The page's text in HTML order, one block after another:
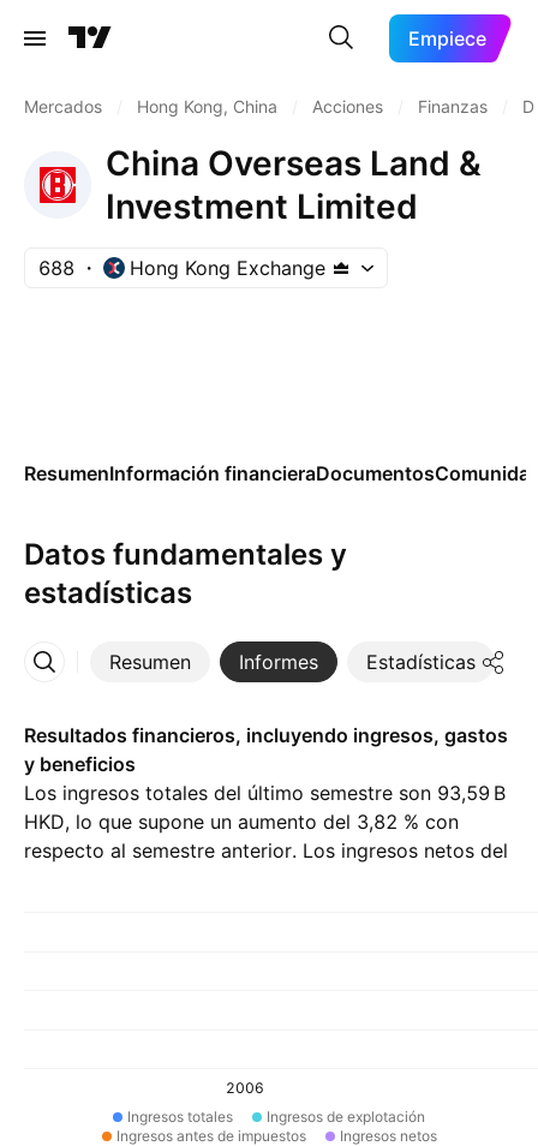
Empiece
Mercados Hong Kong, China Acciones Finanzas
China Overseas Land &
Investment Limited
688 Hong Kong Exchange
ResumenInformación financieraDocumentos
Datos fundamentales y
estadísticas
Resumen Informes Estadísticas
Más
Resultados financieros, incluyendo ingresos, gastos
y beneficios
Los ingresos totales del último semestre son ‪93,59 B‬
HKD, lo que supone un aumento del 3,82 % con
respecto al semestre anterior. Los ingresos netos del
2006
Ingresos totales
Ingresos de explotación
Ingresos antes de impuestos
Ingresos netos